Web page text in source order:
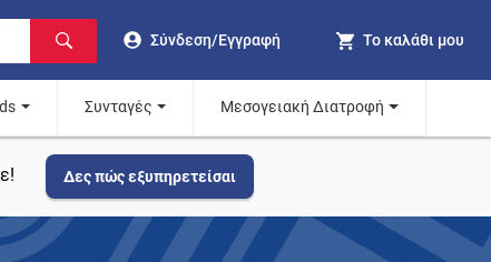
Σύνδεση/Εγγραφή Το καλάθι μου
Συνταγές Μεσογειακή Διατροφή
Δες πώς εξυπηρετείσαι